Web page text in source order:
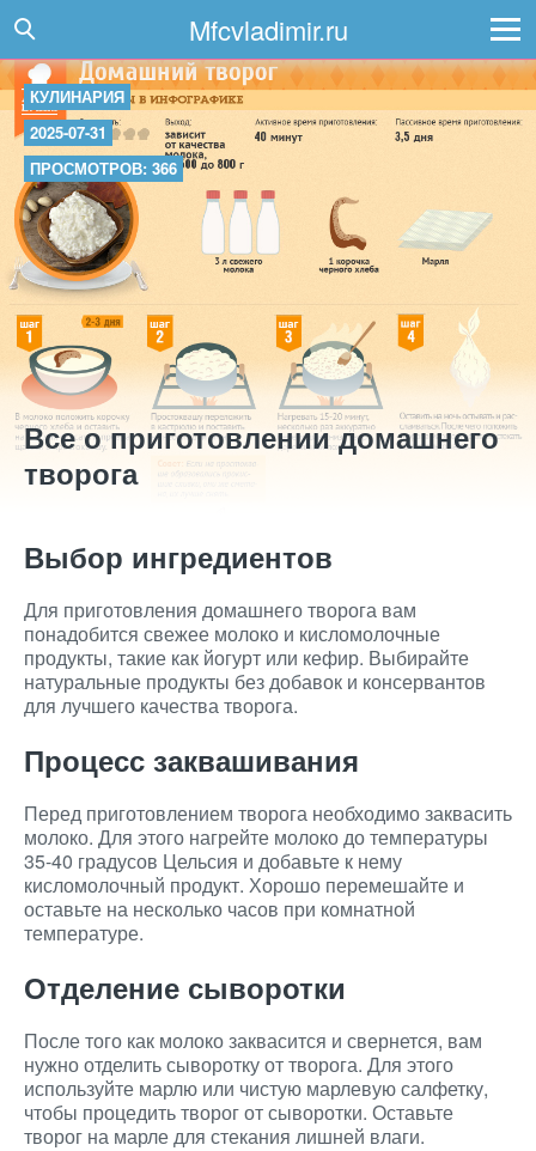
Mfcvladimir.ru
КУЛИНАРИЯ
2025-07-31
ПРОСМОТРОВ: 366
Все о приготовлении домашнего
творога
Выбор ингредиентов
Для приготовления домашнего творога вам
понадобится свежее молоко и кисломолочные
продукты, такие как йогурт или кефир. Выбирайте
натуральные продукты без добавок и консервантов
для лучшего качества творога.
Процесс заквашивания
Перед приготовлением творога необходимо заквасить
молоко. Для этого нагрейте молоко до температуры
35-40 градусов Цельсия и добавьте к нему
кисломолочный продукт. Хорошо перемешайте и
оставьте на несколько часов при комнатной
температуре.
Отделение сыворотки
После того как молоко заквасится и свернется, вам
нужно отделить сыворотку от творога. Для этого
используйте марлю или чистую марлевую салфетку,
чтобы процедить творог от сыворотки. Оставьте
творог на марле для стекания лишней влаги.